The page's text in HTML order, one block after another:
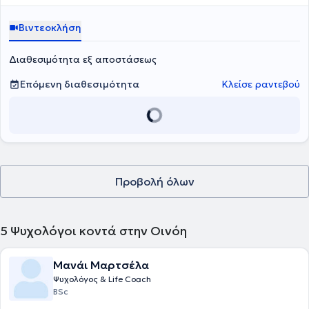
Βιντεοκλήση
Διαθεσιμότητα εξ αποστάσεως
Επόμενη διαθεσιμότητα
Κλείσε ραντεβού
Προβολή όλων
5 Ψυχολόγοι κοντά στην Οινόη
Μανάι Μαρτσέλα
Ψυχολόγος & Life Coach
BSc